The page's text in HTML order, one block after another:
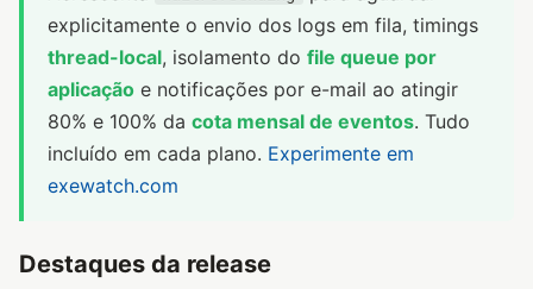
explicitamente o envio dos logs em fila, timings
thread-local, isolamento do file queue por
aplicação e notificações por e-mail ao atingir
80% e 100% da cota mensal de eventos. Tudo
incluído em cada plano. Experimente em
exewatch.com
Destaques da release